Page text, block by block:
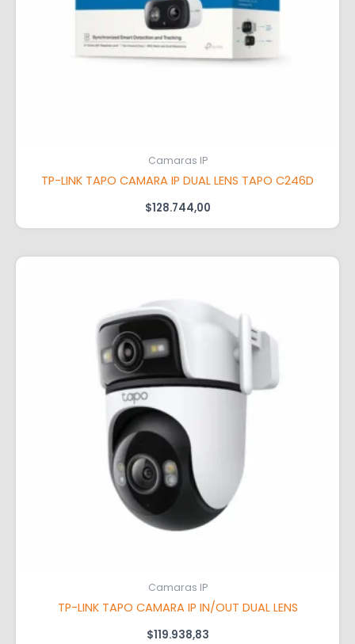
Camaras IP
TP-LINK TAPO CAMARA IP DUAL LENS TAPO C246D
$128.744,00
Camaras IP
TP-LINK TAPO CAMARA IP IN/OUT DUAL LENS
$119.938,83